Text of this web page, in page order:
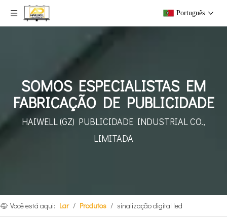
Português
SOMOS ESPECIALISTAS EM
FABRICAÇÃO DE PUBLICIDADE
HAIWELL (GZ) PUBLICIDADE INDUSTRIAL CO.,
LIMITADA
Você está aqui: Lar / Produtos / sinalização digital led